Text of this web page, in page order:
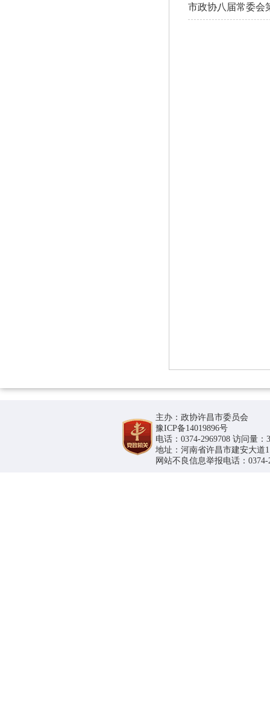
市政协八届常委会
主办：政协许昌市委员会
豫ICP备14019896号
电话：0374-2969708 访问量：
地址：河南省许昌市建安大道
网站不良信息举报电话：